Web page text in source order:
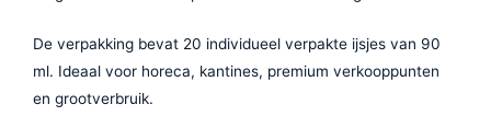
De verpakking bevat 20 individueel verpakte ijsjes van 90
ml. Ideaal voor horeca, kantines, premium verkooppunten
en grootverbruik.